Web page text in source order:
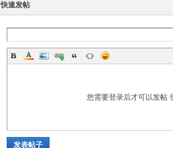
快速发帖
您需要登录后才可以发帖
发表帖子